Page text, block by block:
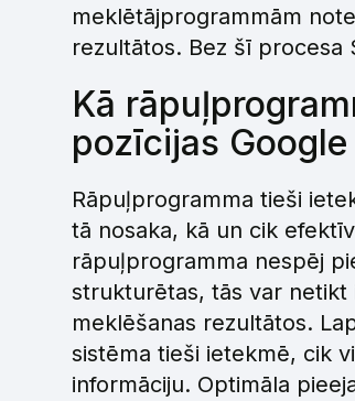
meklētājprogrammām
rezultātos. Bez šī procesa
Kā
pozīcijas
Rāpuļprogramma tieši
tā nosaka, kā un cik
rāpuļprogramma nespēj
strukturētas, tās var netikt
meklēšanas rezultātos.
sistēma tieši ietekmē, cik
informāciju. Optimāla